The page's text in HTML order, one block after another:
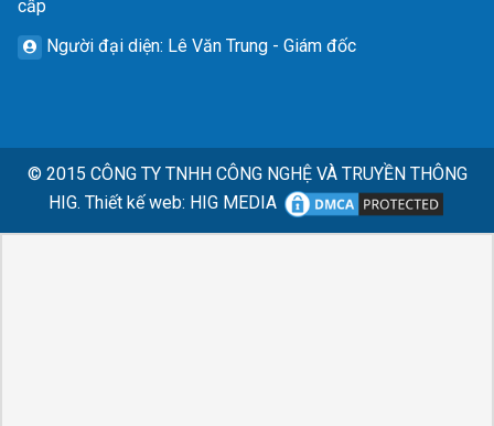
cấp
Người đại diện: Lê Văn Trung - Giám đốc
© 2015 CÔNG TY TNHH CÔNG NGHỆ VÀ TRUYỀN THÔNG
HIG. Thiết kế web: HIG MEDIA